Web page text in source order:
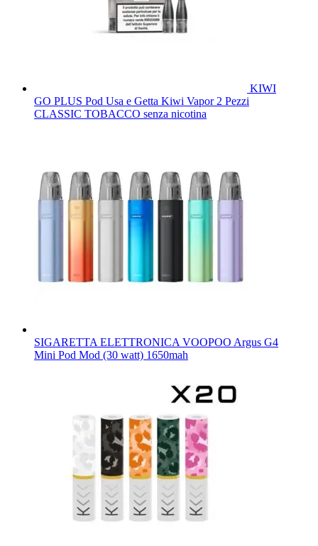
KIWI
GO PLUS Pod Usa e Getta Kiwi Vapor 2 Pezzi
CLASSIC TOBACCO senza nicotina
SIGARETTA ELETTRONICA VOOPOO Argus G4
Mini Pod Mod (30 watt) 1650mah